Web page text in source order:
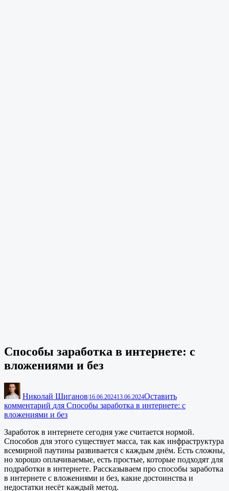
Способы заработка в интернете: с
вложениями и без
Николай Шиганов|16.06.202413.06.2024Оставить
комментарий для Способы заработка в интернете: с
вложениями и без
Заработок в интернете сегодня уже считается нормой.
Способов для этого существует масса, так как инфраструктура
всемирной паутины развивается с каждым днём. Есть сложны,
но хорошо оплачиваемые, есть простые, которые подходят для
подработки в интернете. Рассказываем про способы заработка
в интернете с вложениями и без, какие достоинства и
недостатки несёт каждый метод.